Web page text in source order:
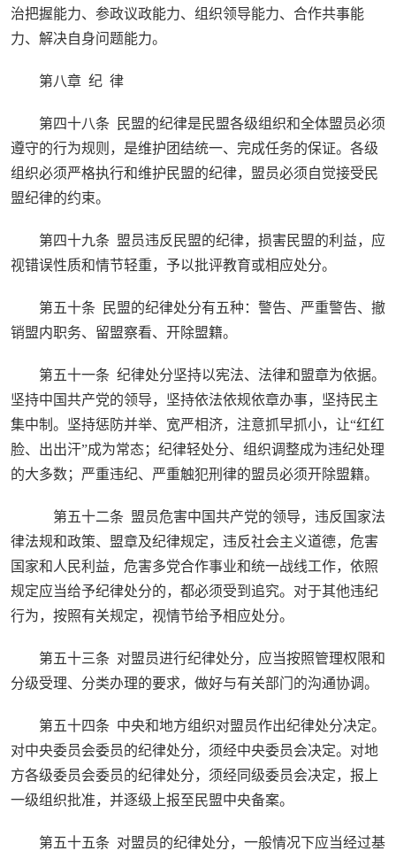
治把握能力、参政议政能力、组织领导能力、合作共事能
力、解决自身问题能力。
第八章 纪 律
第四十八条 民盟的纪律是民盟各级组织和全体盟员必须
遵守的行为规则，是维护团结统一、完成任务的保证。各级
组织必须严格执行和维护民盟的纪律，盟员必须自觉接受民
盟纪律的约束。
第四十九条 盟员违反民盟的纪律，损害民盟的利益，应
视错误性质和情节轻重，予以批评教育或相应处分。
第五十条 民盟的纪律处分有五种：警告、严重警告、撤
销盟内职务、留盟察看、开除盟籍。
第五十一条 纪律处分坚持以宪法、法律和盟章为依据。
坚持中国共产党的领导，坚持依法依规依章办事，坚持民主
集中制。坚持惩防并举、宽严相济，注意抓早抓小，让“红红
脸、出出汗”成为常态；纪律轻处分、组织调整成为违纪处理
的大多数；严重违纪、严重触犯刑律的盟员必须开除盟籍。
第五十二条 盟员危害中国共产党的领导，违反国家法
律法规和政策、盟章及纪律规定，违反社会主义道德，危害
国家和人民利益，危害多党合作事业和统一战线工作，依照
规定应当给予纪律处分的，都必须受到追究。对于其他违纪
行为，按照有关规定，视情节给予相应处分。
第五十三条 对盟员进行纪律处分，应当按照管理权限和
分级受理、分类办理的要求，做好与有关部门的沟通协调。
第五十四条 中央和地方组织对盟员作出纪律处分决定。
对中央委员会委员的纪律处分，须经中央委员会决定。对地
方各级委员会委员的纪律处分，须经同级委员会决定，报上
一级组织批准，并逐级上报至民盟中央备案。
第五十五条 对盟员的纪律处分，一般情况下应当经过基